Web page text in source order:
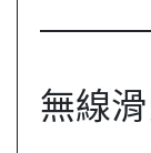
無線